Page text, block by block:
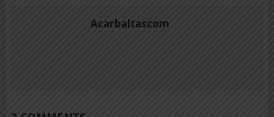
Acarbaltascom